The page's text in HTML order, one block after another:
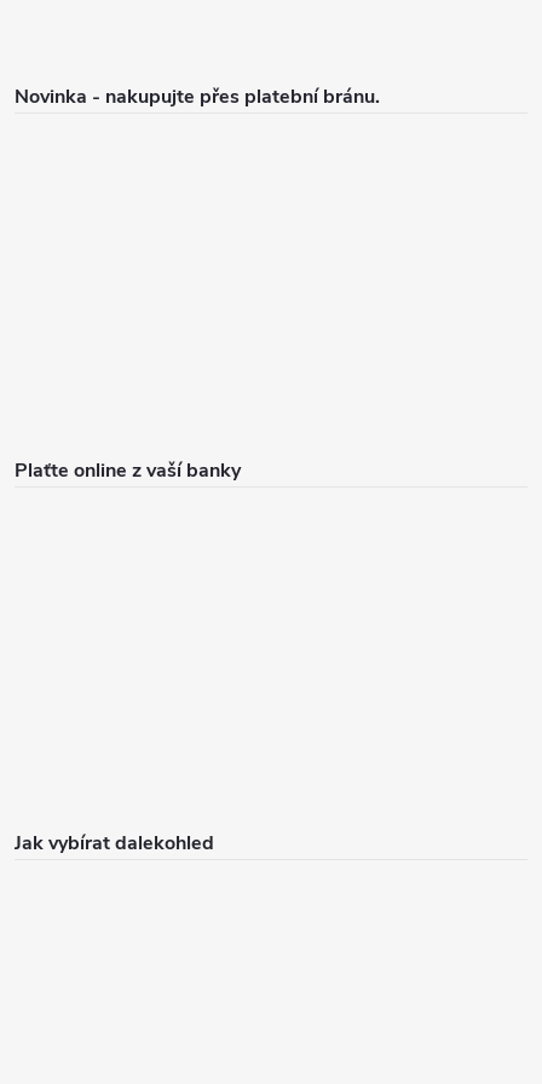
Novinka - nakupujte přes platební bránu.
Plaťte online z vaší banky
Jak vybírat dalekohled